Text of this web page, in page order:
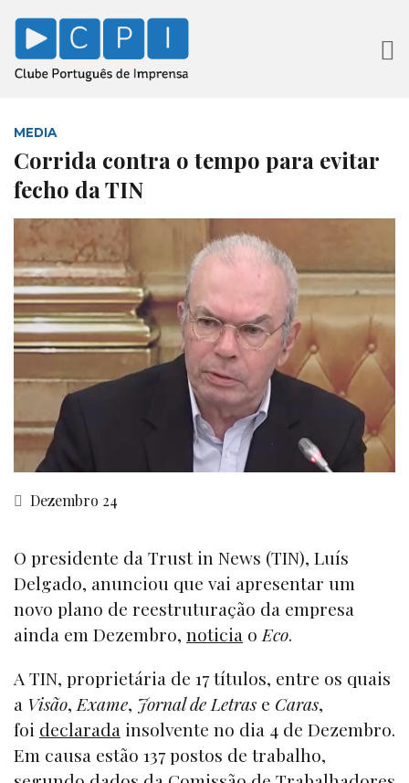
MEDIA
Corrida contra o tempo para evitar
fecho da TIN
Dezembro 24
O presidente da Trust in News (TIN), Luís
Delgado, anunciou que vai apresentar um
novo plano de reestruturação da empresa
ainda em Dezembro, noticia oEco.
A TIN, proprietária de 17 títulos, entre os quais
a Visão, Exame, Jornal de Letras e Caras,
foi declarada insolvente no dia 4 de Dezembro.
Em causa estão 137 postos de trabalho,